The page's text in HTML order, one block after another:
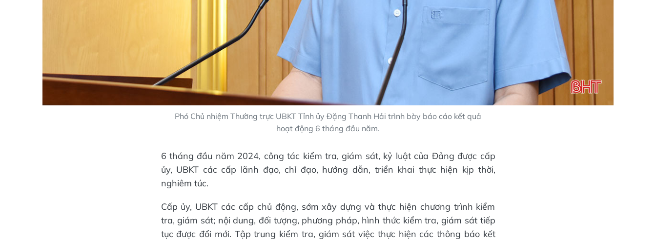
Phó Chủ nhiệm Thường trực UBKT Tỉnh ủy Đặng Thanh Hải trình bày báo cáo kết quả
hoạt động 6 tháng đầu năm.
6 tháng đầu năm 2024, công tác kiểm tra, giám sát, kỷ luật của Đảng được cấp
ủy, UBKT các cấp lãnh đạo, chỉ đạo, hướng dẫn, triển khai thực hiện kịp thời,
nghiêm túc.
Cấp ủy, UBKT các cấp chủ động, sớm xây dựng và thực hiện chương trình kiểm
tra, giám sát; nội dung, đối tượng, phương pháp, hình thức kiểm tra, giám sát tiếp
tục được đổi mới. Tập trung kiểm tra, giám sát việc thực hiện các thông báo kết